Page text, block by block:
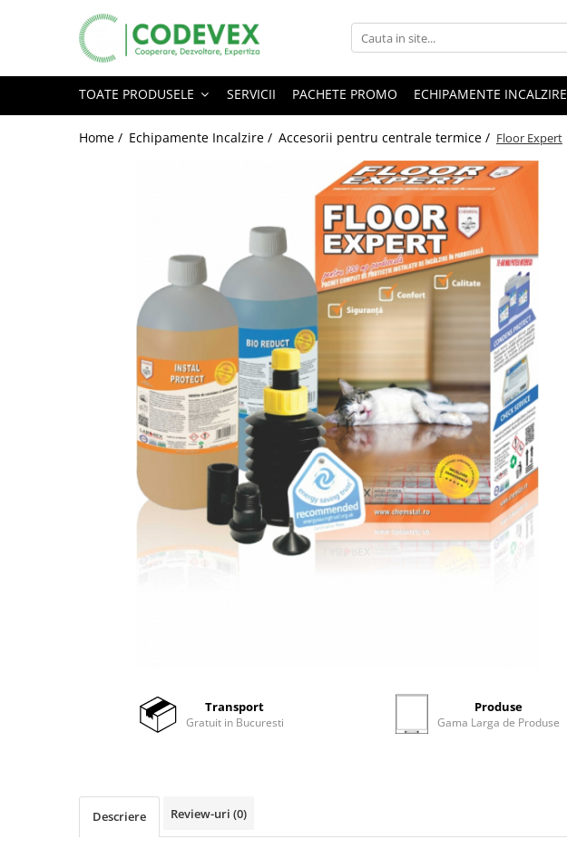
Toate Produsele
Echipamente Incalzire
Pachete promo
TOATE PRODUSELE SERVICII PACHETE PROMO ECHIPAMENTE INCALZIRE
Home / Echipamente Incalzire / Accesorii pentru centrale termice / Floor Expert
Transport
Gratuit in Bucuresti
Produse
Gama Larga de Produse
Descriere Review-uri (0)